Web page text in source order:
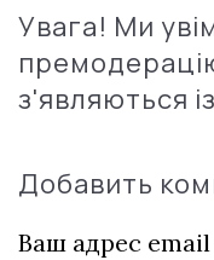
Увага! Ми
з'являються
Добавить
Ваш адрес email